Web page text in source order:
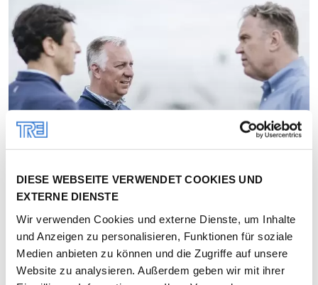
DIESE WEBSEITE VERWENDET COOKIES UND
EXTERNE DIENSTE
Wir verwenden Cookies und externe Dienste, um Inhalte
und Anzeigen zu personalisieren, Funktionen für soziale
Medien anbieten zu können und die Zugriffe auf unsere
Website zu analysieren. Außerdem geben wir mit ihrer
STRATEGIE
UNSER WEG ZU MEHR